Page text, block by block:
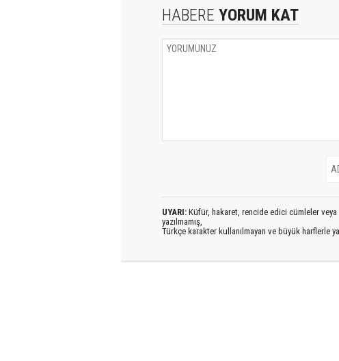
HABERE YORUM KAT
UYARI: Küfür, hakaret, rencide edici cümleler veya
yazılmamış,
Türkçe karakter kullanılmayan ve büyük harflerle